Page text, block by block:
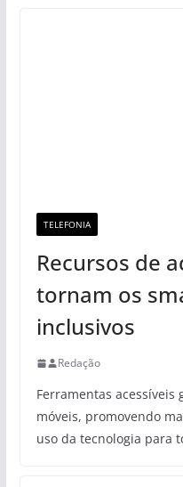
TELEFONIA
Recursos de
tornam os
inclusivos
Redação
Ferramentas acessíveis
móveis, promovendo
uso da tecnologia para